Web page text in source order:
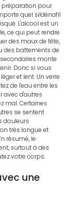
préparation pour
quel sildénafil
L'alcool est un
ce qui peut rendre
des maux de tête,
des battements de
monte
Donc si vous
et lent. Un verre
de l'eau entre les
avec d'autres
mal. Certaines
se sentent
douleurs
très longue et
résumé, le
surtout à des
votre corps.
une